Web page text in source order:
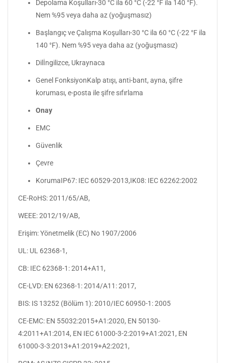
Depolama Koşulları-30 °C ila 60 °C (-22 °F ila 140 °F).
Nem %95 veya daha az (yoğuşmasız)
Başlangıç ve Çalışma Koşulları-30 °C ila 60 °C (-22 °F ila
140 °F). Nem %95 veya daha az (yoğuşmasız)
Dilİngilizce, Ukraynaca
Genel FonksiyonKalp atışı, anti-bant, ayna, şifre
koruması, e-posta ile şifre sıfırlama
Onay
EMC
Güvenlik
Çevre
KorumaIP67: IEC 60529-2013,IK08: IEC 62262:2002
CE-RoHS: 2011/65/AB,
WEEE: 2012/19/AB,
Erişim: Yönetmelik (EC) No 1907/2006
UL: UL 62368-1,
CB: IEC 62368-1: 2014+A11,
CE-LVD: EN 62368-1: 2014/A11: 2017,
BIS: IS 13252 (Bölüm 1): 2010/IEC 60950-1: 2005
CE-EMC: EN 55032:2015+A1:2020, EN 50130-
4:2011+A1:2014, EN IEC 61000-3-2:2019+A1:2021, EN
61000-3-3:2013+A1:2019+A2:2021,